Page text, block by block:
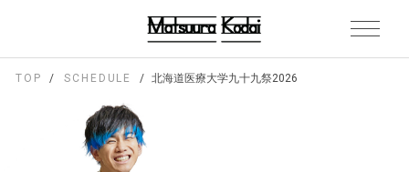
TOP SCHEDULE 北海道医療大学九十九祭2026